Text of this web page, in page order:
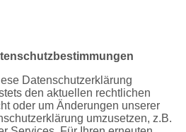
Datenschutzerklärung
den aktuellen rechtlichen
oder um Änderungen unserer
umzusetzen, z.B.